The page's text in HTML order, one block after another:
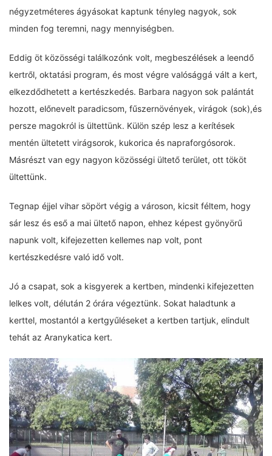
négyzetméteres ágyásokat kaptunk tényleg nagyok, sok
minden fog teremni, nagy mennyiségben.
Eddig öt közösségi találkozónk volt, megbeszélések a leendő
kertről, oktatási program, és most végre valósággá vált a kert,
elkezdődhetett a kertészkedés. Barbara nagyon sok palántát
hozott, előnevelt paradicsom, fűszernövények, virágok (sok),és
persze magokról is ültettünk. Külön szép lesz a kerítések
mentén ültetett virágsorok, kukorica és napraforgósorok.
Másrészt van egy nagyon közösségi ültető terület, ott tököt
ültettünk.
Tegnap éjjel vihar söpört végig a városon, kicsit féltem, hogy
sár lesz és eső a mai ültető napon, ehhez képest gyönyörű
napunk volt, kifejezetten kellemes nap volt, pont
kertészkedésre való idő volt.
Jó a csapat, sok a kisgyerek a kertben, mindenki kifejezetten
lelkes volt, délután 2 órára végeztünk. Sokat haladtunk a
kerttel, mostantól a kertgyűléseket a kertben tartjuk, elindult
tehát az Aranykatica kert.